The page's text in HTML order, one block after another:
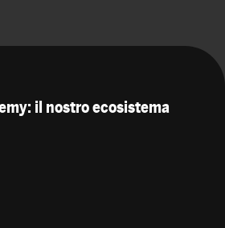
il nostro ecosistema